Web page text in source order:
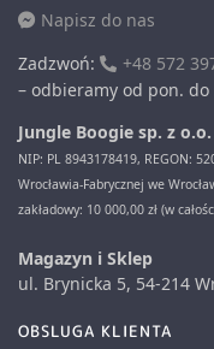
Napisz do nas
Zadzwoń:
+48 572
– odbieramy od pon.
Jungle Boogie sp. z o.o.
NIP: PL 8943178419, REGON:
Wrocławia-Fabrycznej we
zakładowy: 10 000,00 zł (w
Magazyn i Sklep
ul. Brynicka 5, 54-214
OBSLUGA KLIENTA